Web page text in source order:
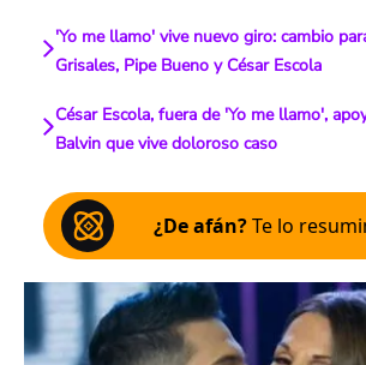
'Yo me llamo' vive nuevo giro: cambio
Grisales, Pipe Bueno y César Escola
César Escola, fuera de 'Yo me llamo',
Balvin que vive doloroso caso
¿De afán?Te lo